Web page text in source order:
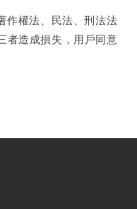
作權法、民法、刑法法
者造成損失，用戶同意